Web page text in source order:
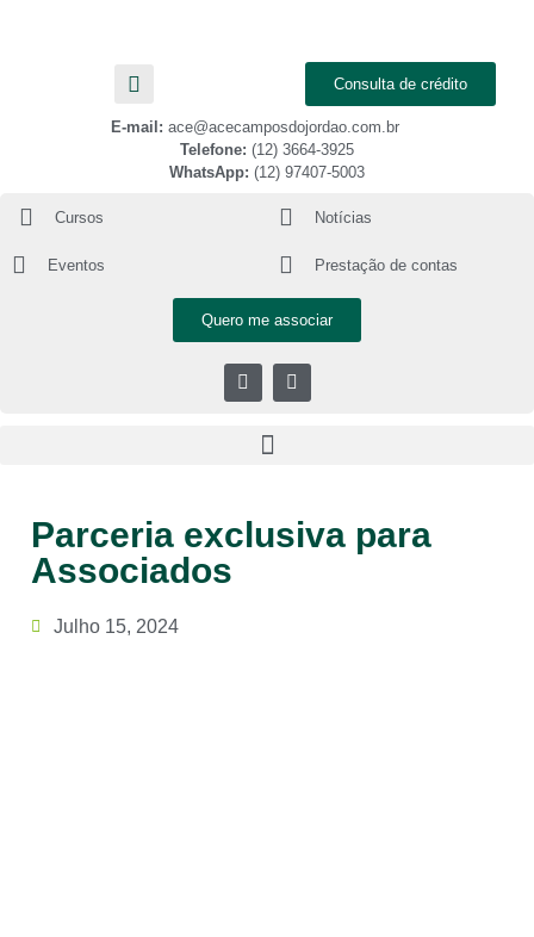
Consulta de crédito
E-mail: ace@acecamposdojordao.com.br
Telefone: (12) 3664-3925
WhatsApp: (12) 97407-5003
Cursos Notícias
Eventos Prestação de contas
Quero me associar
Parceria exclusiva para
Associados
Julho 15, 2024